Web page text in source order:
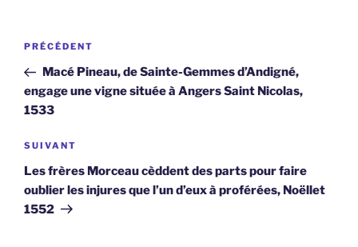
Navigation
l’article
Article
précédent
PRÉCÉDENT
Macé Pineau, de Sainte-Gemmes d’Andigné,
engage une vigne située à Angers Saint Nicolas,
1533
Article
suivant
SUIVANT
Les frères Morceau cèddent des parts pour faire
oublier les injures que l’un d’eux à proférées, Noëllet
1552